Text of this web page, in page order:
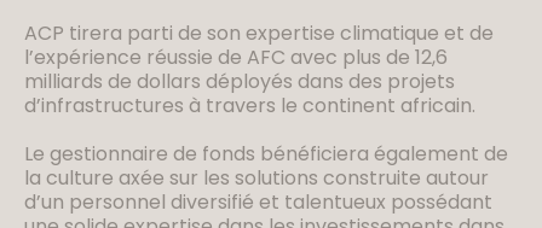
ACP tirera parti de son expertise climatique et de
l’expérience réussie de AFC avec plus de 12,6
milliards de dollars déployés dans des projets
d’infrastructures à travers le continent africain.
Le gestionnaire de fonds bénéficiera également de
la culture axée sur les solutions construite autour
d’un personnel diversifié et talentueux possédant